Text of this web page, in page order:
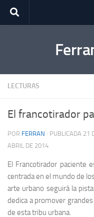
Saltar al contenido
LECTURAS
El francotirador
POR FERRAN · PUBLICADA 21
ABRIL DE 2014
El Francotirador paciente
centrada en el mundo de
arte urbano seguirá la
dedica a promover
de esta tribu urbana.